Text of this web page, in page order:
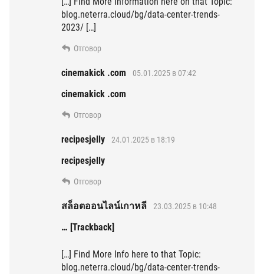
blog.neterra.cloud/bg/data-center-trends-
2023/ […]
Отговор
cinemakick .com 05.01.2025 в 07:42
cinemakick .com
Отговор
recipesjelly 24.01.2025 в 18:19
recipesjelly
Отговор
สล็อตออนไลน์เกาหลี 23.03.2025 в 10:48
… [Trackback]
[…] Find More Info here to that Topic:
blog.neterra.cloud/bg/data-center-trends-